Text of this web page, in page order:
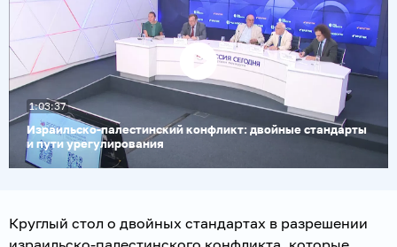
Воспроизвести
Израильско-палестинский конфликт: двойные стандарты
и пути урегулирования
1:03:37
Круглый стол о двойных стандартах в разрешении